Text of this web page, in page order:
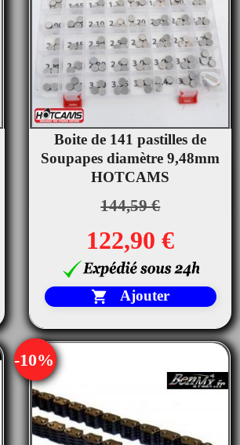
Boite de 141 pastilles de
Soupapes diamètre 9,48mm
HOTCAMS
144,59 €
122,90 €
 Ajouter
Aperçu rapide
-10%